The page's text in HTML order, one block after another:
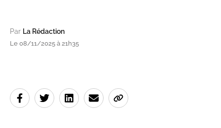
Par La Rédaction
Le 08/11/2025 à 21h35